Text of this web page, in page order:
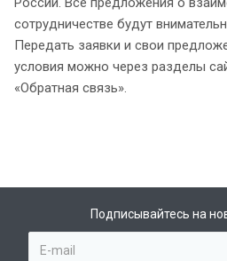
сотрудничестве будут
Передать заявки и свои
условия можно через разделы
«Обратная связь».
Подписывайтесь на